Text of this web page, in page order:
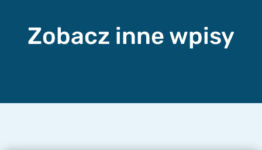
Zobacz inne wpisy